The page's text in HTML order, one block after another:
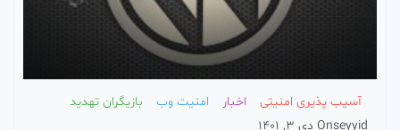
اخبار امنیت وب بازیگران تهدید